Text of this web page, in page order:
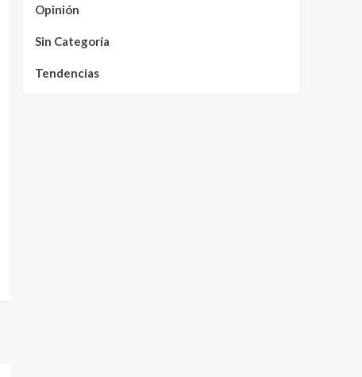
Opinión
Sin Categoría
Tendencias